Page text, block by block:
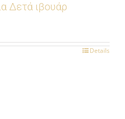
Δετά ιβουάρ
Details